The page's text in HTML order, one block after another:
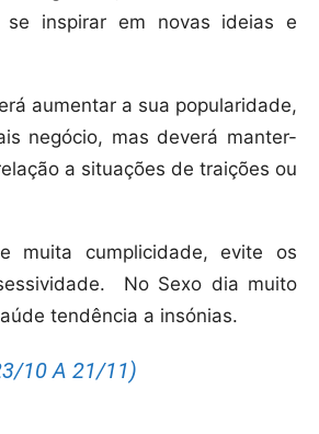
se inspirar em novas ideias e
aumentar a sua popularidade,
negócio, mas deverá manter-
a situações de traições ou
muita cumplicidade, evite os
No Sexo dia muito
tendência a insónias.
10 A 21/11)